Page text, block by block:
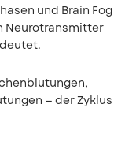
und Brain Fog
Neurotransmitter
— der Zyklus